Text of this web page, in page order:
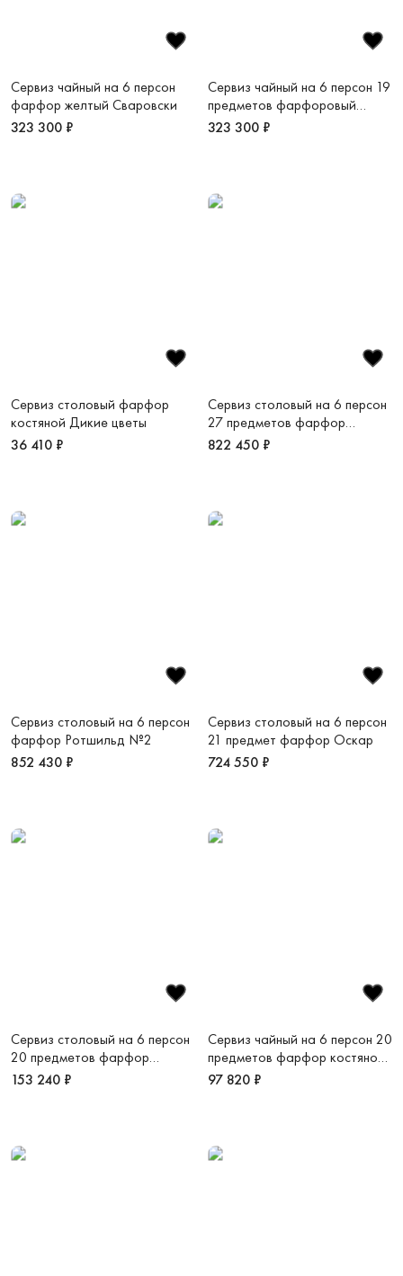
Сервиз чайный на 6 персон
фарфор желтый Сваровски
323 300 ₽
Сервиз чайный на 6 персон 19
предметов фарфоровый
голубой Сваровски
323 300 ₽
Сервиз столовый фарфор
костяной Дикие цветы
36 410 ₽
Сервиз столовый на 6 персон
27 предметов фарфор
костяной Золотой лес
822 450 ₽
Сервиз столовый на 6 персон
фарфор Ротшильд №2
852 430 ₽
Сервиз столовый на 6 персон
21 предмет фарфор Оскар
724 550 ₽
Сервиз столовый на 6 персон
20 предметов фарфор
костяной Ансамбль
153 240 ₽
Сервиз чайный на 6 персон 20
предметов фарфор костяной
Воздушный белый
97 820 ₽